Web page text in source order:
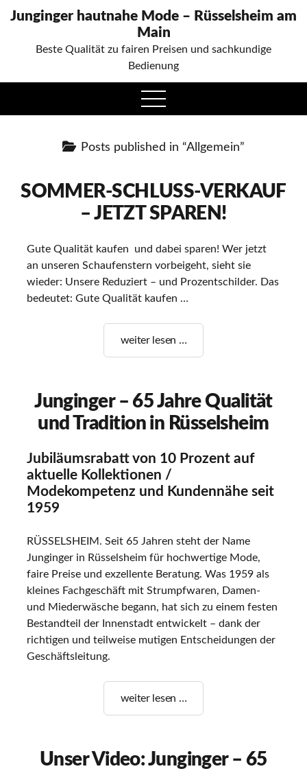
Junginger hautnahe Mode – Rüsselsheim am
Main
Beste Qualität zu fairen Preisen und sachkundige
Bedienung
open
menu
Posts published in “Allgemein”
SOMMER-SCHLUSS-VERKAUF
– JETZT SPAREN!
Gute Qualität kaufen und dabei sparen! Wer jetzt
an unseren Schaufenstern vorbeigeht, sieht sie
wieder: Unsere Reduziert – und Prozentschilder. Das
bedeutet: Gute Qualität kaufen …
weiter lesen …
SCHLUSS-
JETZT
SPAREN!
Junginger – 65 Jahre Qualität
und Tradition in Rüsselsheim
Jubiläumsrabatt von 10 Prozent auf
aktuelle Kollektionen /
Modekompetenz und Kundennähe seit
1959
RÜSSELSHEIM. Seit 65 Jahren steht der Name
Junginger in Rüsselsheim für hochwertige Mode,
faire Preise und exzellente Beratung. Was 1959 als
kleines Fachgeschäft mit Strumpfwaren, Damen-
und Miederwäsche begann, hat sich zu einem festen
Bestandteil der Innenstadt entwickelt – dank der
richtigen und teilweise mutigen Entscheidungen der
Geschäftsleitung.
weiter lesen …
–
Qualität
Unser Video: Junginger – 65